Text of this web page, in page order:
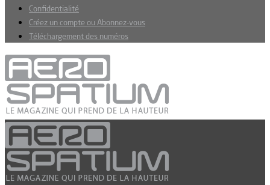
Confidentialité
Créez un compte ou Abonnez-vous
Téléchargement des numéros